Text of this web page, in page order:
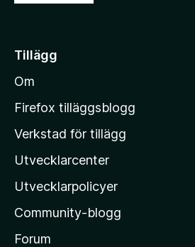
i
l
M
z
i
l
a
s
Tillägg
Om
Firefox tilläggsblogg
Verkstad för tillägg
Utvecklarcenter
Utvecklarpolicyer
Community-blogg
Forum